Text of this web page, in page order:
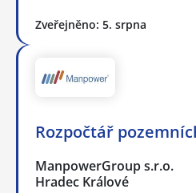
Zveřejněno: 5. srpna
Rozpočtář
ManpowerGroup s.r.o.
Hradec Králové